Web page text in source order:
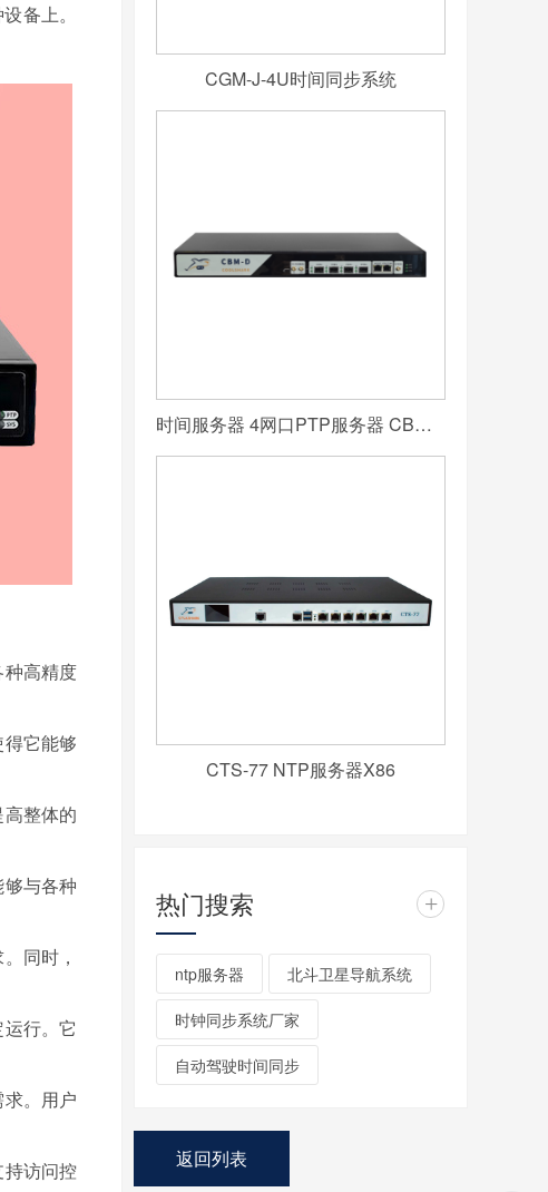
备上。
高精度
它能够
整体的
与各种
同时，
行。它
。用户
访问控
CGM-J-4U时间同步系统
时间服务器 4网口PTP服务器 CBM-D-40
CTS-77 NTP服务器X86
热门搜索 +
ntp服务器 北斗卫星导航系统
时钟同步系统厂家
自动驾驶时间同步
返回列表